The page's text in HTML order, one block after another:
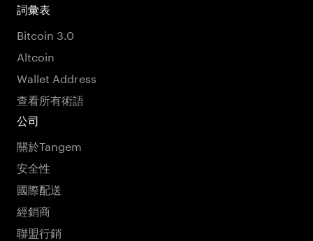
詞彙表
Bitcoin 3.0
Altcoin
Wallet Address
查看所有術語
公司
關於Tangem
安全性
國際配送
經銷商
聯盟行銷